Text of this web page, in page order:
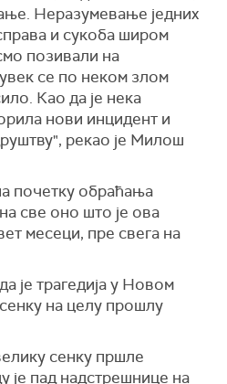
Неразумевање једних
и сукоба широм
позивали на
се по неком злом
Као да је нека
нови инцидент и
рекао је Милош
почетку обраћања
све оно што је ова
месеци, пре свега на
је трагедија у Новом
на целу прошлу
сенку пршле
је пад надстрешнице на